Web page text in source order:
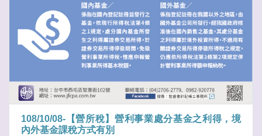
108/10/08-【營所稅】營利事業處分基金之利得，境
內外基金課稅方式有別